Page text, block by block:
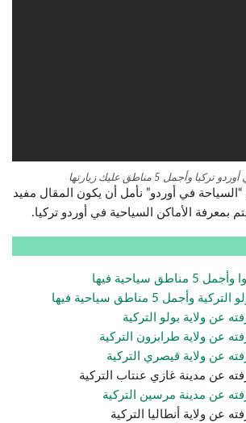
وأجمل 5 مناطق عليك زيارتها
“السياحة في أوردو” نأمل أن يكون المقال مفيد
الأماكن السياحية في أوردو تركيا.
سياحية فيها
وأجمل 5 مناطق سياحية فيها
عن ولاية بولو التركية
عن ولاية طرابزون التركية
عن ولاية قيصري التركية
عن مدينة غازي عنتاب التركية
عن مدينة مرسين التركية
عن ولاية أنطاليا التركية